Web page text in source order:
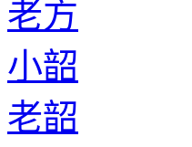
老方
小韶
老韶